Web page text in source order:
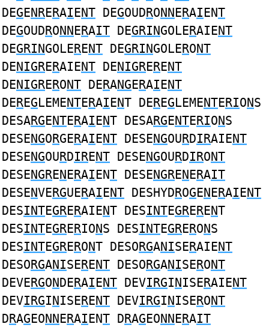
DEGENRERAIENT DEGOUDRONNERAIENT
DEGOUDRONNERAIT DEGRINGOLERAIENT
DEGRINGOLERENT DEGRINGOLERONT
DENIGRERAIENT DENIGRERENT
DENIGRERONT DERANGERAIENT
DEREGLEMENTERAIENT DEREGLEMENTERIONS
DESARGENTERAIENT DESARGENTERIONS
DESENGORGERAIENT DESENGOURDIRAIENT
DESENGOURDIRENT DESENGOURDIRONT
DESENGRENERAIENT DESENGRENERAIT
DESENVERGUERAIENT DESHYDROGENERAIENT
DESINTEGRERAIENT DESINTEGRERENT
DESINTEGRERIONS DESINTEGRERONS
DESINTEGRERONT DESORGANISERAIENT
DESORGANISERENT DESORGANISERONT
DEVERGONDERAIENT DEVIRGINISERAIENT
DEVIRGINISERENT DEVIRGINISERONT
DRAGEONNERAIENT DRAGEONNERAIT